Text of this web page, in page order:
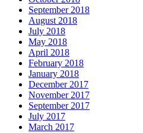
September 2018
August 2018
July 2018
May 2018
April 2018
February 2018
January 2018
December 2017
November 2017
September 2017
July 2017
March 2017